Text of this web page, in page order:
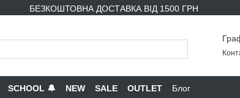
БЕЗКОШТОВНА ДОСТАВКА ВІД 1500 ГРН
SCHOOL 🔔 NEW SALE OUTLET Блог